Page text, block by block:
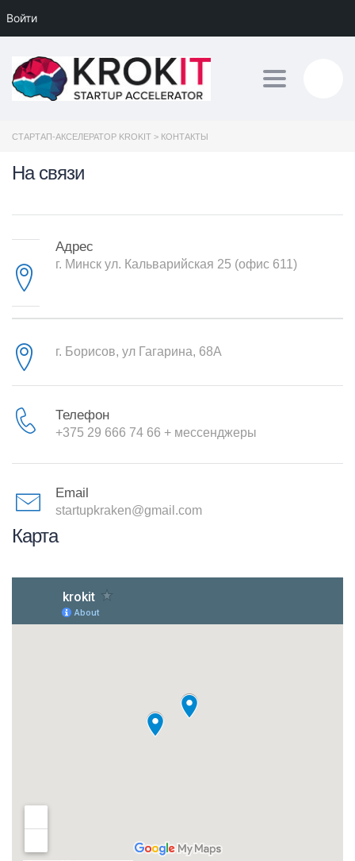
Войти
Toggle
СТАРТАП-АКСЕЛЕРАТОР KROKIT > КОНТАКТЫ
На связи
Адрес
г. Минск ул. Кальварийская 25 (офис 611)
г. Борисов, ул Гагарина, 68А
Телефон
+375 29 666 74 66 + мессенджеры
Email
startupkraken@gmail.com
Карта